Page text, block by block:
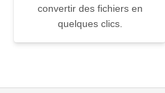
convertir des fichiers en
quelques clics.